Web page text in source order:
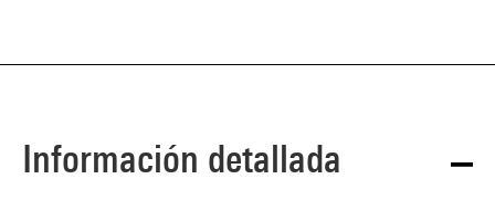
Información detallada